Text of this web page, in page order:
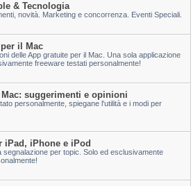
& Tecnologia
novità. Marketing e concorrenza. Eventi Speciali.
il Mac
delle App gratuite per il Mac. Una sola applicazione
freeware testati personalmente!
suggerimenti e opinioni
personalmente, spiegane l'utilità e i modi per
iPad, iPhone e iPod
segnalazione per topic. Solo ed esclusivamente